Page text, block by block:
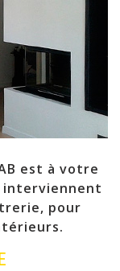
est à votre
interviennent
pour